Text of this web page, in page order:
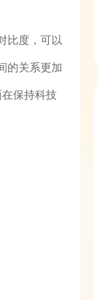
比度，可以
的关系更加
保持科技